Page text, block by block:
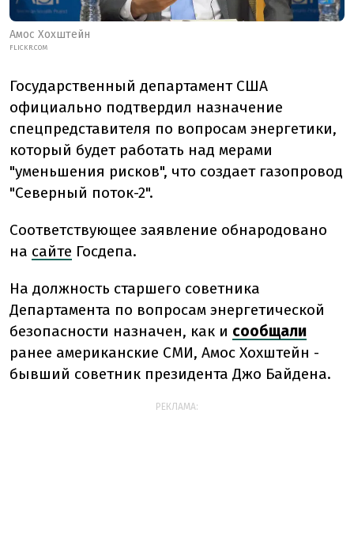
Амос Хохштейн
FLICKR.COM
Государственный департамент США
официально подтвердил назначение
спецпредставителя по вопросам энергетики,
который будет работать над мерами
"уменьшения рисков", что создает газопровод
"Северный поток-2".
Соответствующее заявление обнародовано
на сайте Госдепа.
На должность старшего советника
Департамента по вопросам энергетической
безопасности назначен, как и сообщали
ранее американские СМИ, Амос Хохштейн -
бывший советник президента Джо Байдена.
РЕКЛАМА: